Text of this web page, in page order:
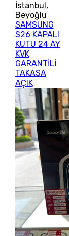
İstanbul ,
Beyoğlu
SAMSUNG
S26 KAPALI
KUTU 24 AY
KVK
GARANTİLİ
TAKASA
AÇIK